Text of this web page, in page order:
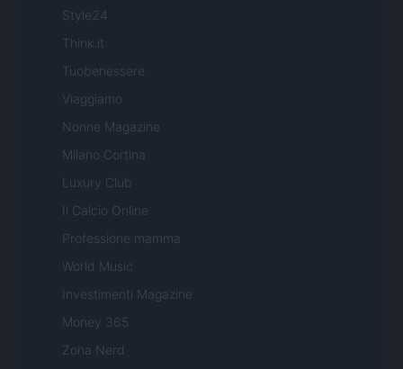
Style24
Think.it
Tuobenessere
Viaggiamo
Nonne Magazine
Milano Cortina
Luxury Club
Il Calcio Online
Professione mamma
World Music
Investimenti Magazine
Money 365
Zona Nerd